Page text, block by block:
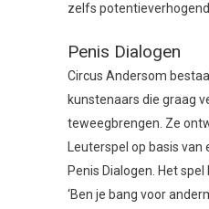
zelfs
Penis Dialogen
Circus Andersom
kunstenaars die graag
teweegbrengen. Ze
Leuterspel op basis van
Penis Dialogen. Het
‘Ben je bang voor